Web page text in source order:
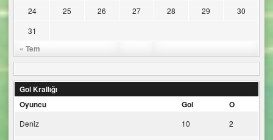
« Tem
24
25 26 27 28 29
30
31
Gol Krallığı
Oyuncu
Gol O
Deniz 10 2